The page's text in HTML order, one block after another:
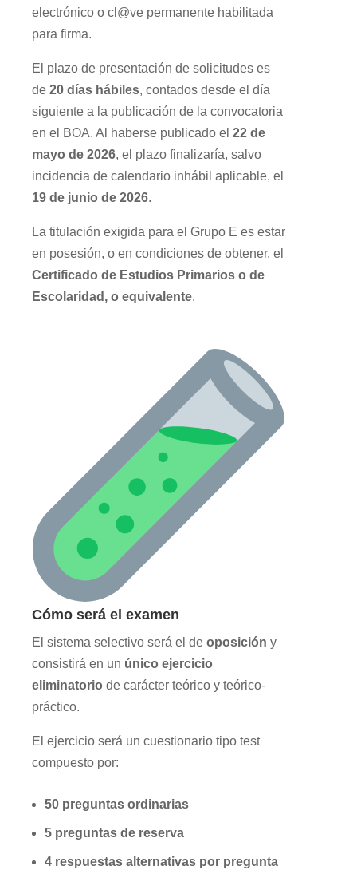
electrónico o cl@ve permanente habilitada
para firma.
El plazo de presentación de solicitudes es
de 20 días hábiles, contados desde el día
siguiente a la publicación de la convocatoria
en el BOA. Al haberse publicado el 22 de
mayo de 2026, el plazo finalizaría, salvo
incidencia de calendario inhábil aplicable, el
19 de junio de 2026.
La titulación exigida para el Grupo E es estar
en posesión, o en condiciones de obtener, el
Certificado de Estudios Primarios o de
Escolaridad, o equivalente.
Cómo será el examen
El sistema selectivo será el de oposición y
consistirá en un único ejercicio
eliminatorio de carácter teórico y teórico-
práctico.
El ejercicio será un cuestionario tipo test
compuesto por:
50 preguntas ordinarias
5 preguntas de reserva
4 respuestas alternativas por pregunta